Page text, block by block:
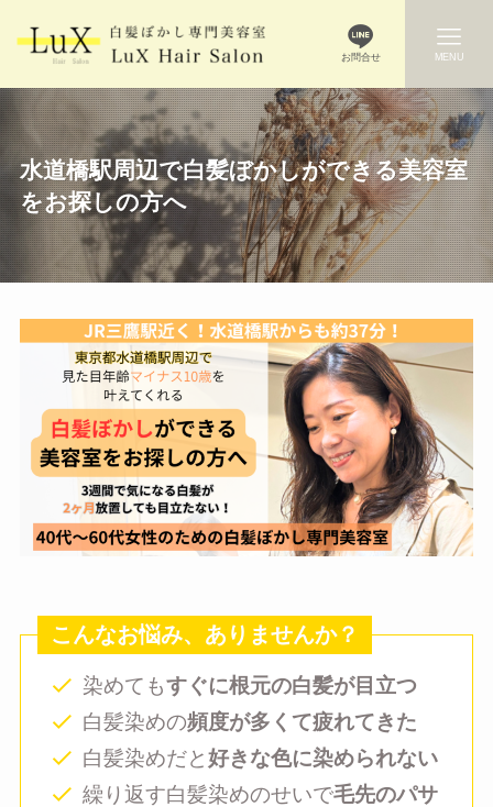
お問合せ MENU
水道橋駅周辺で白髪ぼかしができる美容室
をお探しの方へ
こんなお悩み、ありませんか？
染めてもすぐに根元の白髪が目立つ
白髪染めの頻度が多くて疲れてきた
白髪染めだと好きな色に染められない
繰り返す白髪染めのせいで毛先のパサ